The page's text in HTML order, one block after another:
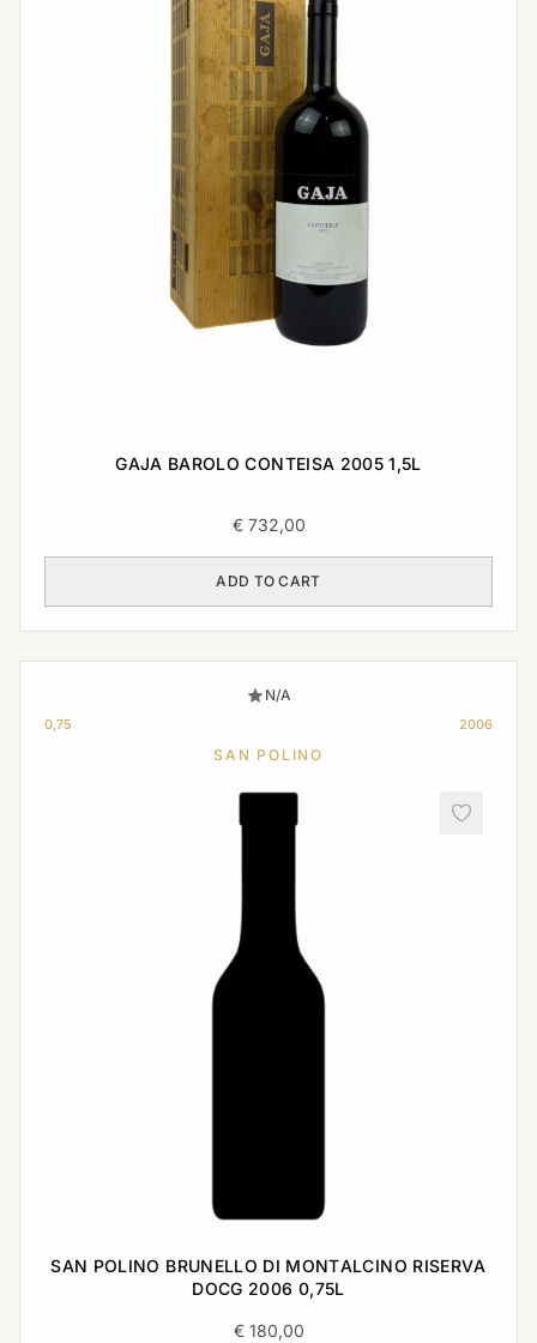
GAJA BAROLO CONTEISA 2005 1,5L
€732,00
ADD TO CART
N/A
0,75 2006
SAN POLINO
SAN POLINO BRUNELLO DI MONTALCINO RISERVA
DOCG 2006 0,75L
€180,00